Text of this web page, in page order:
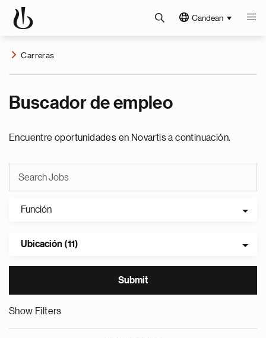
Candean
Carreras
Buscador de empleo
Encuentre oportunidades en Novartis a continuación.
Función
Ubicación (11)
Show Filters